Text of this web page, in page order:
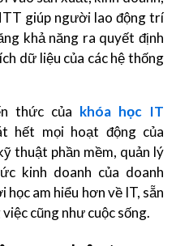
giúp người lao động trí
khả năng ra quyết định
dữ liệu của các hệ thống
thức của khóa học IT
hết mọi hoạt động của
thuật phần mềm, quản lý
kinh doanh của doanh
am hiểu hơn về IT, sẵn
cũng như cuộc sống.